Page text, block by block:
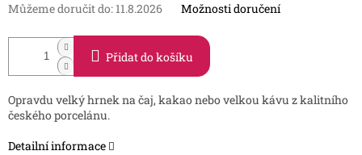
Můžeme doručit do: 11.8.2026 Možnosti doručení
Přidat do košíku
Opravdu velký hrnek na čaj, kakao nebo velkou kávu z kalitního
českého porcelánu.
Detailní informace